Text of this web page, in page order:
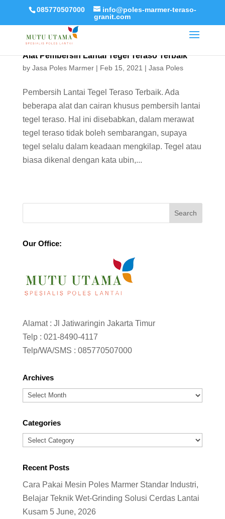
085770507000
info@poles-marmer-teraso-
granit.com
Alat Pembersih Lantai Tegel Teraso Terbaik
by Jasa Poles Marmer| Feb 15, 2021 | Jasa Poles
Pembersih Lantai Tegel Teraso Terbaik. Ada
beberapa alat dan cairan khusus pembersih lantai
tegel teraso. Hal ini disebabkan, dalam merawat
tegel teraso tidak boleh sembarangan, supaya
tegel selalu dalam keadaan mengkilap. Tegel atau
biasa dikenal dengan kata ubin,...
Our Office:
Alamat : Jl Jatiwaringin Jakarta Timur
Telp : 021-8490-4117
Telp/WA/SMS : 085770507000
Archives
Archives
Categories
Categories
Recent Posts
Cara Pakai Mesin Poles Marmer Standar Industri,
Belajar Teknik Wet-Grinding Solusi Cerdas Lantai
Kusam 5 June, 2026